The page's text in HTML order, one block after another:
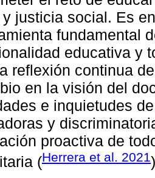
justicia social. Es
fundamental
educativa y
reflexión continua
en la visión del
e inquietudes
y
proactiva de
(Herrera et al. 2021